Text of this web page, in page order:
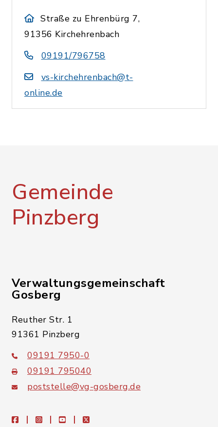
Straße zu Ehrenbürg 7,
91356 Kirchehrenbach
09191/796758
vs-kirchehrenbach@t-
online.de
Gemeinde
Pinzberg
Verwaltungsgemeinschaft
Gosberg
Reuther Str. 1
91361 Pinzberg
09191 7950-0
09191 795040
poststelle@vg-gosberg.de
facebookinstagramyoutubeX